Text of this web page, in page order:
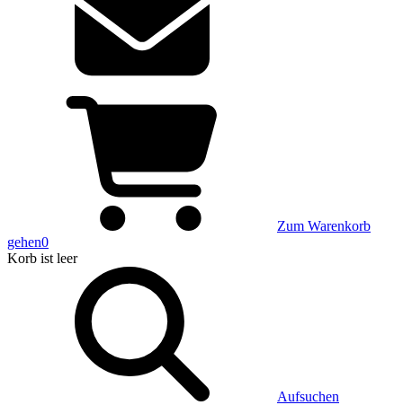
Zum Warenkorb
gehen0
Korb ist leer
Aufsuchen